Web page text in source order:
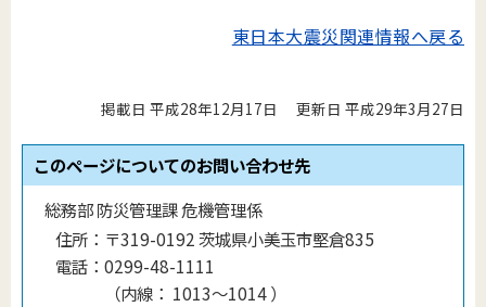
東日本大震災関連情報へ戻る
掲載日 平成28年12月17日 更新日 平成29年3月27日
このページについてのお問い合わせ先
総務部 防災管理課 危機管理係
住所： 〒319-0192 茨城県小美玉市堅倉835
電話： 0299-48-1111
（内線 ： 1013〜1014）